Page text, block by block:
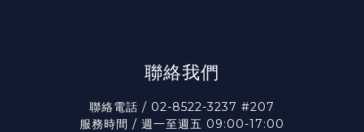
聯絡我們
聯絡電話 / 02-8522-3237 #207
服務時間 / 週一至週五 09:00-17:00